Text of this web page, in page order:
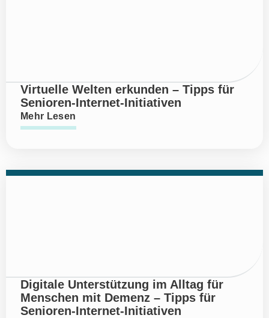
Virtuelle Welten erkunden – Tipps für
Senioren-Internet-Initiativen
Mehr Lesen
Digitale Unterstützung im Alltag für
Menschen mit Demenz – Tipps für
Senioren-Internet-Initiativen